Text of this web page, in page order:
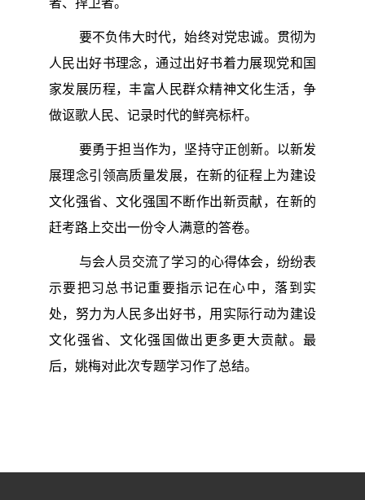
者、捍卫者。
要不负伟大时代，始终对党忠诚。贯彻为
人民出好书理念，通过出好书着力展现党和国
家发展历程，丰富人民群众精神文化生活，争
做讴歌人民、记录时代的鲜亮标杆。
要勇于担当作为，坚持守正创新。以新发
展理念引领高质量发展，在新的征程上为建设
文化强省、文化强国不断作出新贡献，在新的
赶考路上交出一份令人满意的答卷。
与会人员交流了学习的心得体会，纷纷表
示要把习总书记重要指示记在心中，落到实
处，努力为人民多出好书，用实际行动为建设
文化强省、文化强国做出更多更大贡献。最
后，姚梅对此次专题学习作了总结。